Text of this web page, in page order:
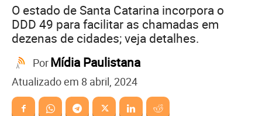
O estado de Santa Catarina incorpora o
DDD 49 para facilitar as chamadas em
dezenas de cidades; veja detalhes.
PorMídia Paulistana
Atualizado em 8 abril, 2024